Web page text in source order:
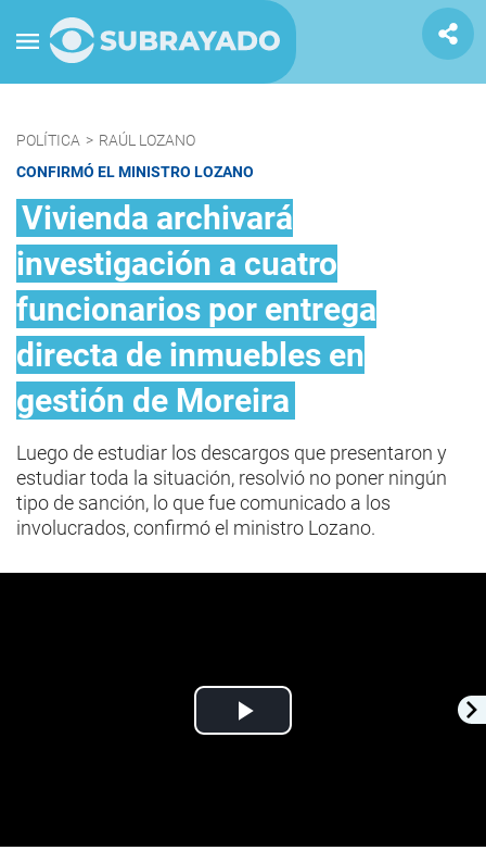
POLÍTICA > RAÚL LOZANO
CONFIRMÓ EL MINISTRO LOZANO
Vivienda archivará
investigación a cuatro
funcionarios por entrega
directa de inmuebles en
gestión de Moreira
Luego de estudiar los descargos que presentaron y
estudiar toda la situación, resolvió no poner ningún
tipo de sanción, lo que fue comunicado a los
involucrados, confirmó el ministro Lozano.
Play